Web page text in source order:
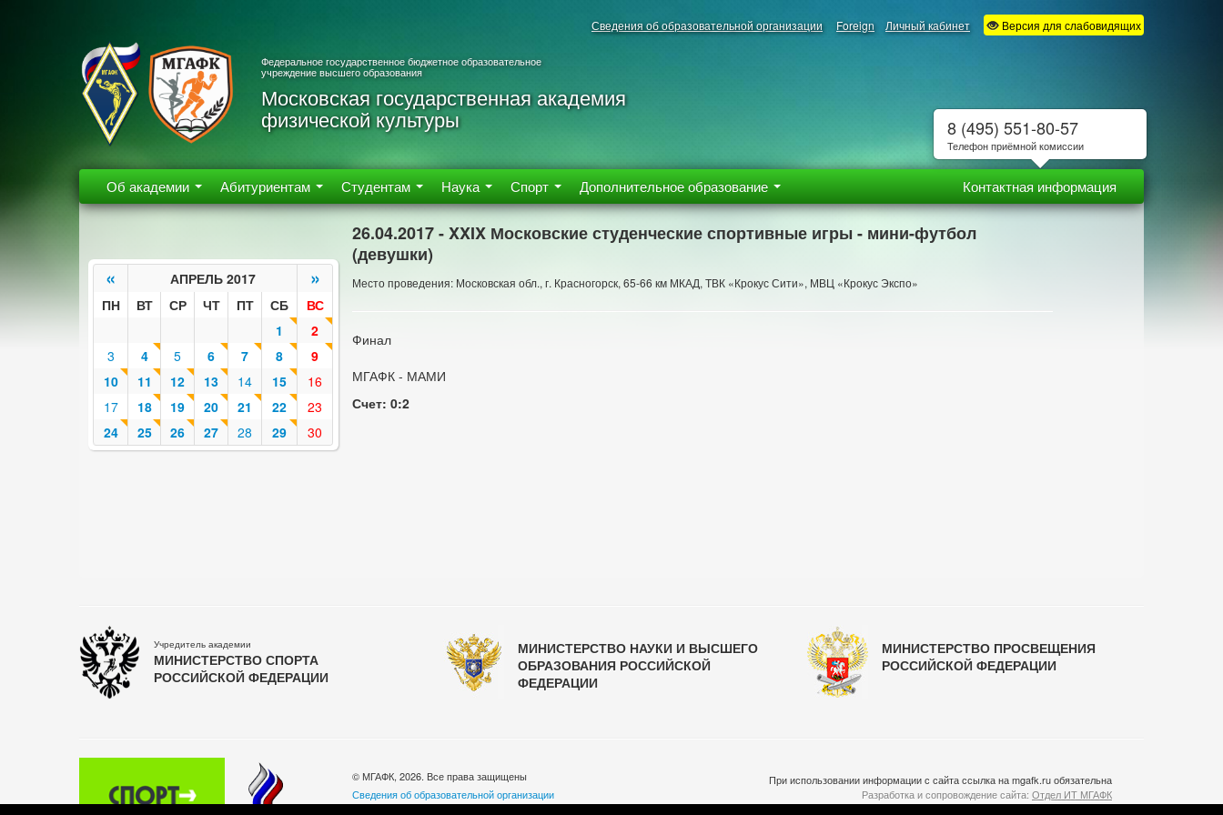
Сведения об образовательной организации Foreign Личный кабинет Версия для слабовидящих
Федеральное государственное бюджетное образовательное
учреждение высшего образования
Московская государственная академия
физической культуры
Об академии Абитуриентам Студентам Наука Спорт Дополнительное образование Контактная информация
« АПРЕЛЬ 2017 »
ПН ВТ СР ЧТ ПТ СБ
ВС
1
2
3
4 5 6 7 8
9
10
11 12 13 14 15
16
17
18 19 20 21 22
23
24
25 26 27 28 29 30
26.04.2017 - XXIX Московские студенческие спортивные игры - мини-футбол
(девушки)
Место проведения: Московская обл., г. Красногорск, 65-66 км МКАД, ТВК «Крокус Сити», МВЦ «Крокус Экспо»
Финал
МГАФК - МАМИ
Счет: 0:2
Учредитель академии
МИНИСТЕРСТВО СПОРТА
РОССИЙСКОЙ ФЕДЕРАЦИИ
МИНИСТЕРСТВО НАУКИ И ВЫСШЕГО
ОБРАЗОВАНИЯ РОССИЙСКОЙ
ФЕДЕРАЦИИ
МИНИСТЕРСТВО ПРОСВЕЩЕНИЯ
РОССИЙСКОЙ ФЕДЕРАЦИИ
© МГАФК, 2026. Все права защищены
Сведения об образовательной организации
При использовании информации с сайта ссылка на mgafk.ru обязательна
Разработка и сопровождение сайта: Отдел ИТ МГАФК
Система управления контентом:temeshov.ru
8 (495) 551-80-57
Телефон приёмной комиссии